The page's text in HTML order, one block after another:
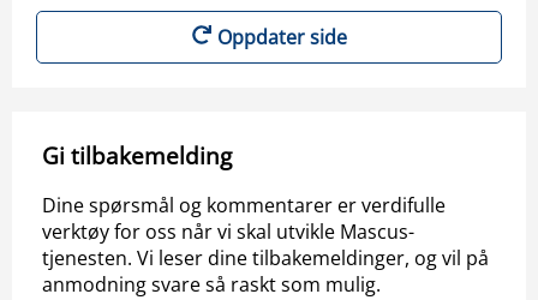
Oppdater side
Gi tilbakemelding
Dine spørsmål og kommentarer er verdifulle
verktøy for oss når vi skal utvikle Mascus-
tjenesten. Vi leser dine tilbakemeldinger, og vil på
anmodning svare så raskt som mulig.